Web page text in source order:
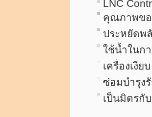
LNC
คุณภาพขอ
ประหยัดพ
ใช้น้ำในก
เครื่องเงีย
ซ่อมบำรุง
เป็นมิตรกั